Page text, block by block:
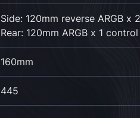
Side: 120mm reverse ARGB
Rear: 120mm ARGB x 1
160mm
445